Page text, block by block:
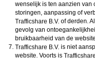
wenselijk is ten aanzien van
storingen, aanpassing of
of derden.
gevolg van
bruikbaarheid van de
is niet
website. Voorts is